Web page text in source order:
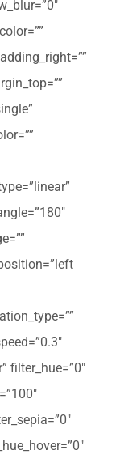
filter_hue=”0″